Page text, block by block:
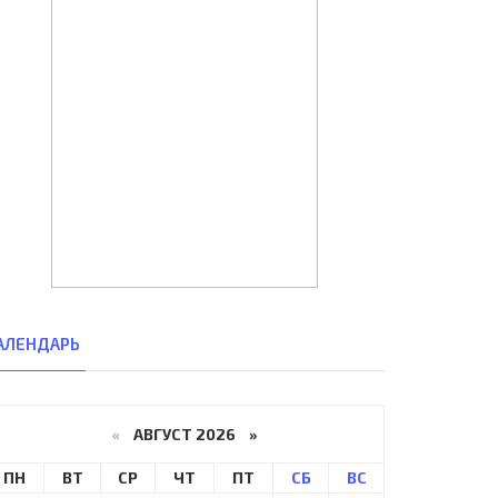
« АВГУСТ 2026 »
ПН ВТ СР ЧТ ПТ СБ ВС